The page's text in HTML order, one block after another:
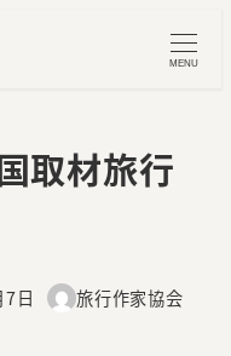
MENU
取材旅行
日
著
旅行作家協会